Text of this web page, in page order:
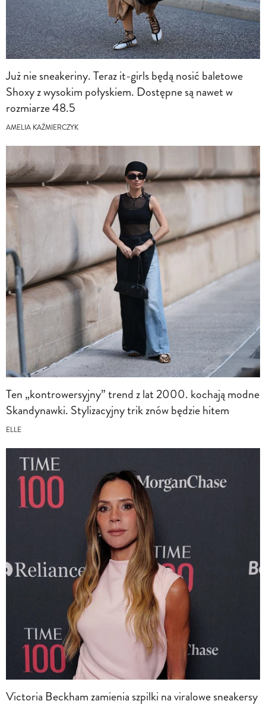
Już nie sneakeriny. Teraz it-girls będą nosić baletowe
Shoxy z wysokim połyskiem. Dostępne są nawet w
rozmiarze 48.5
AMELIA KAŹMIERCZYK
Ten „kontrowersyjny” trend z lat 2000. kochają modne
Skandynawki. Stylizacyjny trik znów będzie hitem
ELLE
Victoria Beckham zamienia szpilki na viralowe sneakersy